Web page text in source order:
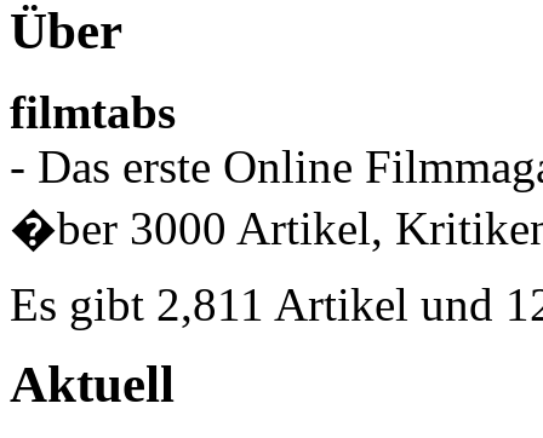
Über
filmtabs
- Das erste Online
�ber 3000 Artikel,
Es gibt 2,811 Artikel und
Aktuell